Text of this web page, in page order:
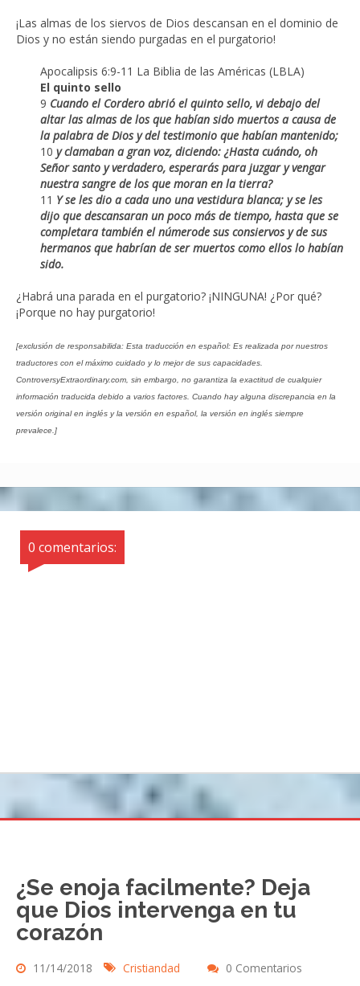
¡Las almas de los siervos de Dios descansan en el dominio de
Dios y no están siendo purgadas en el purgatorio!
Apocalipsis 6:9-11 La Biblia de las Américas (LBLA)
El quinto sello
9 Cuando el Cordero abrió el quinto sello, vi debajo del
altar las almas de los que habían sido muertos a causa de
la palabra de Dios y del testimonio que habían mantenido;
10 y clamaban a gran voz, diciendo: ¿Hasta cuándo, oh
Señor santo y verdadero, esperarás para juzgar y vengar
nuestra sangre de los que moran en la tierra?
11 Y se les dio a cada uno una vestidura blanca; y se les
dijo que descansaran un poco más de tiempo, hasta que se
completara también el númerode sus consiervos y de sus
hermanos que habrían de ser muertos como ellos lo habían
sido.
¿Habrá una parada en el purgatorio? ¡NINGUNA! ¿Por qué?
¡Porque no hay purgatorio!
[exclusión de responsabilida: Esta traducción en español: Es realizada por nuestros
traductores con el máximo cuidado y lo mejor de sus capacidades.
ControversyExtraordinary.com, sin embargo, no garantiza la exactitud de cualquier
información traducida debido a varios factores. Cuando hay alguna discrepancia en la
versión original en inglés y la versión en español, la versión en inglés siempre
prevalece.]
0 comentarios:
¿Se enoja facilmente? Deja
que Dios intervenga en tu
corazón
11/14/2018 Cristiandad 0 Comentarios